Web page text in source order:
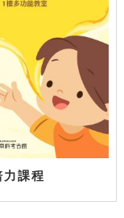
力課程